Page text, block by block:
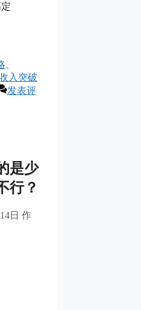
入突破
发表评
是少
行？
日 作